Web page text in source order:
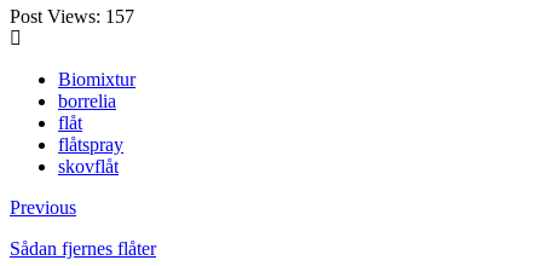
Post Views: 157
Biomixtur
borrelia
flåt
flåtspray
skovflåt
Previous
Sådan fjernes flåter